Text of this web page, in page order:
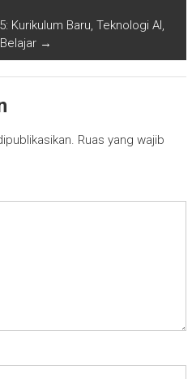
Kurikulum Baru, Teknologi AI,
→
Ruas yang wajib